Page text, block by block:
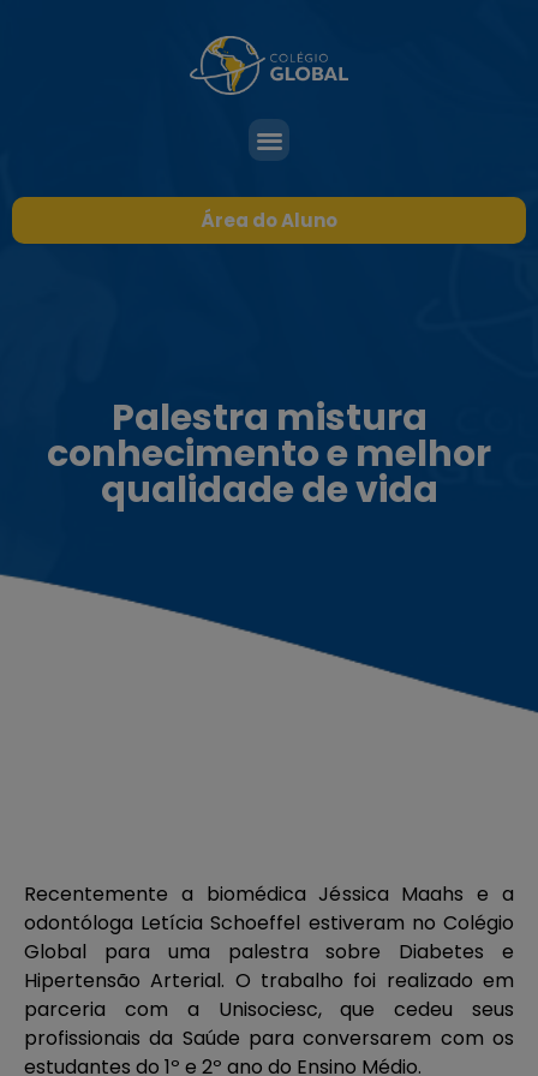
Área do Aluno
Palestra mistura
conhecimento e melhor
qualidade de vida
Recentemente a biomédica Jéssica Maahs e a
odontóloga Letícia Schoeffel estiveram no Colégio
Global para uma palestra sobre Diabetes e
Hipertensão Arterial. O trabalho foi realizado em
parceria com a Unisociesc, que cedeu seus
profissionais da Saúde para conversarem com os
estudantes do 1º e 2º ano do Ensino Médio.